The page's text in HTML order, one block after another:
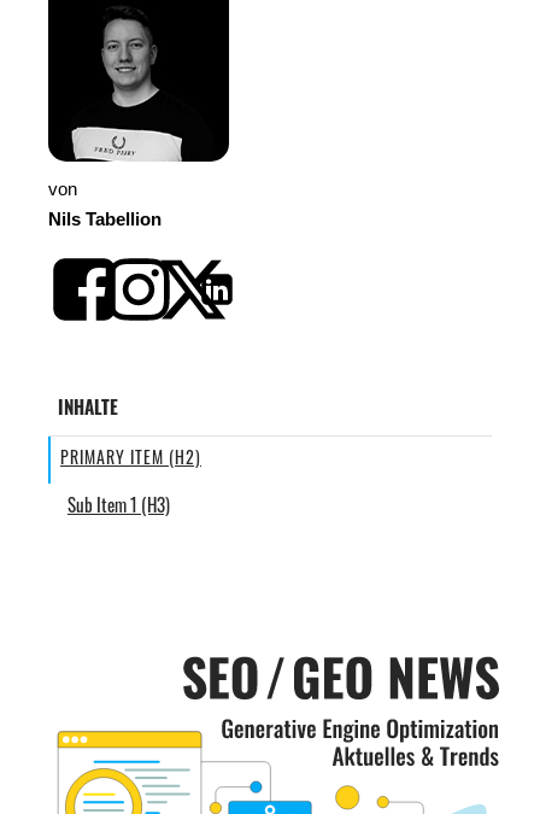
von
Nils Tabellion
INHALTE
PRIMARY ITEM (H2)
Sub Item 1 (H3)